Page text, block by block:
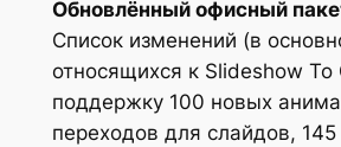
Обновлённый офисный
Список изменений (в
относящихся к Slideshow To
поддержку 100 новых
переходов для слайдов,